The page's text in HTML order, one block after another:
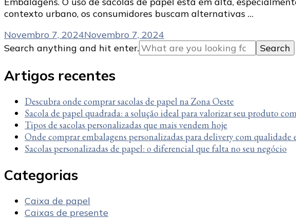
contexto urbano, os consumidores buscam alternativas …
Novembro 7, 2024Novembro 7, 2024
Looking
Something?
Search anything and hit enter.
Artigos recentes
Descubra onde comprar sacolas de papel na Zona Oeste
Sacola de papel quadrada: a solução ideal para valorizar seu produto
Tipos de sacolas personalizadas que mais vendem hoje
Onde comprar embalagens personalizadas para delivery com qualidade
Sacolas personalizadas de papel: o diferencial que falta no seu negócio
Categorias
Caixa de papel
Caixas de presente